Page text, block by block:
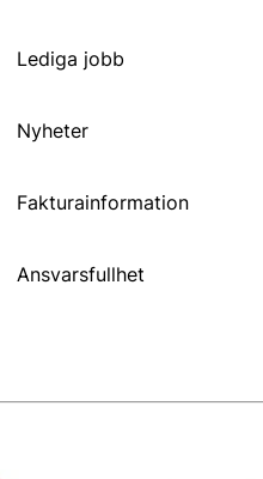
Lediga jobb
Nyheter
Fakturainformation
Ansvarsfullhet